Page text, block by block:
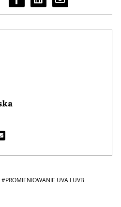
#PROMIENIOWANIE UVA I UVB